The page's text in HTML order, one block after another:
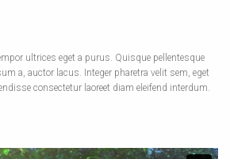
ultrices eget a purus. Quisque pellentesque
a, auctor lacus. Integer pharetra velit sem, eget
consectetur laoreet diam eleifend interdum.